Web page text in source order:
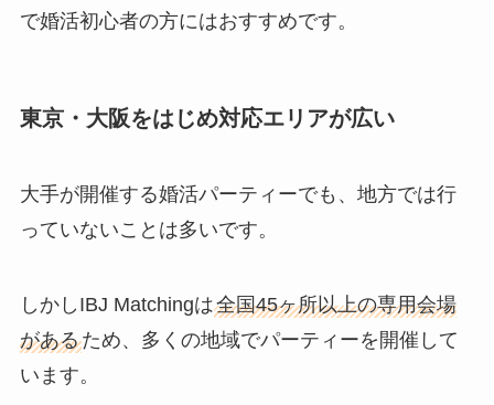
で婚活初心者の方にはおすすめです。
東京・大阪をはじめ対応エリアが広い
大手が開催する婚活パーティーでも、地方では行
っていないことは多いです。
しかしIBJ Matchingは全国45ヶ所以上の専用会場
があるため、多くの地域でパーティーを開催して
います。